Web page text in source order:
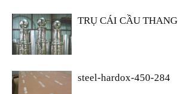
TRỤ CÁI CẦU THANG
steel-hardox-450-284